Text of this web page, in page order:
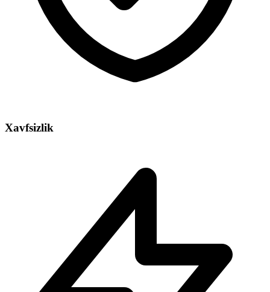
Xavfsizlik